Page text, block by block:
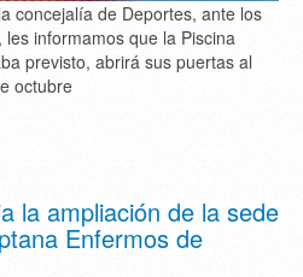
concejalía de Deportes, ante los
informamos que la Piscina
previsto, abrirá sus puertas al
octubre
la ampliación de la sede
Enfermos de